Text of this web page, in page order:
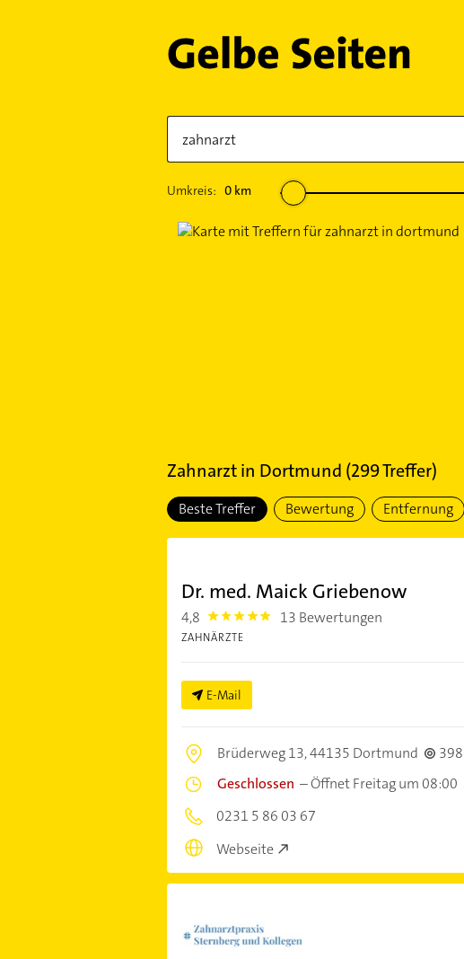
Umkreis: 0km
Zahnarztin Dortmund (299Treffer)
Beste Treffer Bewertung Entfernung
Dr. med. Maick Griebenow
4,8 4.8 13 Bewertungen
ZAHNÄRZTE
E-Mail
Brüderweg 13,44135 Dortmund
Geschlossen –Öffnet Freitag um 08:00
0231 5 86 03 67
Webseite